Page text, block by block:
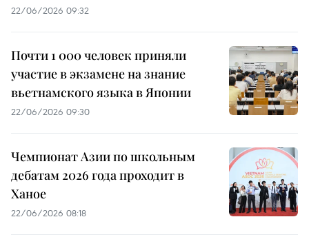
22/06/2026 09:32
Почти 1 000 человек приняли
участие в экзамене на знание
вьетнамского языка в Японии
22/06/2026 09:30
Чемпионат Азии по школьным
дебатам 2026 года проходит в
Ханое
22/06/2026 08:18